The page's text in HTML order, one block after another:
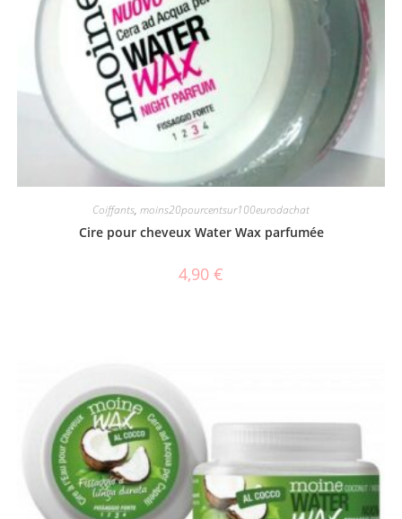
Coiffants, moins20pourcentsur100eurodachat
Cire pour cheveux Water Wax parfumée
4,90 €